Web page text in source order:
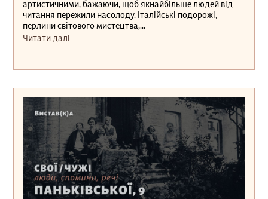
артистичними, бажаючи, щоб якнайбільше людей від
читання пережили насолоду. Італійські подорожі,
перлини світового мистецтва,...
Читати далі…